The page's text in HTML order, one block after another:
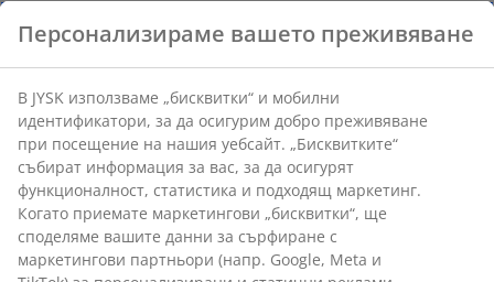
Персонализираме вашето преживяване
В JYSK използваме „бисквитки“ и мобилни
идентификатори, за да осигурим добро преживяване
при посещение на нашия уебсайт. „Бисквитките“
събират информация за вас, за да осигурят
функционалност, статистика и подходящ маркетинг.
Когато приемате маркетингови „бисквитки“, ще
споделяме вашите данни за сърфиране с
маркетингови партньори (напр. Google, Meta и